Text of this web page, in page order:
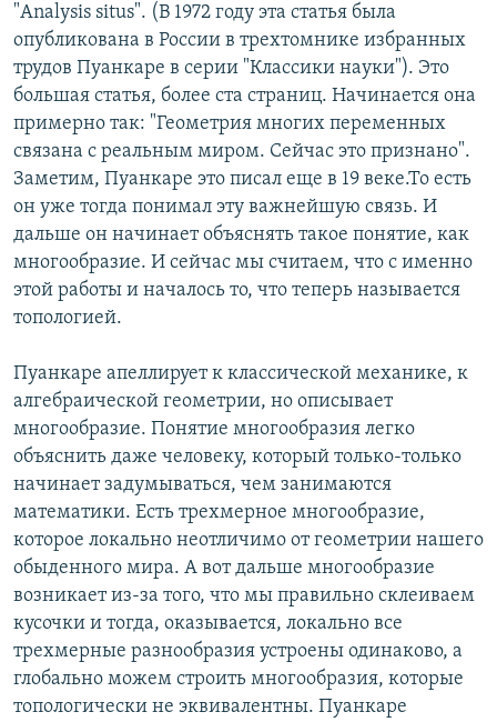
"Analysis situs". (В 1972 году эта статья была
опубликована в России в трехтомнике избранных
трудов Пуанкаре в серии "Классики науки"). Это
большая статья, более ста страниц. Начинается она
примерно так: "Геометрия многих переменных
связана с реальным миром. Сейчас это признано".
Заметим, Пуанкаре это писал еще в 19 веке.То есть
он уже тогда понимал эту важнейшую связь. И
дальше он начинает объяснять такое понятие, как
многообразие. И сейчас мы считаем, что с именно
этой работы и началось то, что теперь называется
топологией.
Пуанкаре апеллирует к классической механике, к
алгебраической геометрии, но описывает
многообразие. Понятие многообразия легко
объяснить даже человеку, который только-только
начинает задумываться, чем занимаются
математики. Есть трехмерное многообразие,
которое локально неотличимо от геометрии нашего
обыденного мира. А вот дальше многообразие
возникает из-за того, что мы правильно склеиваем
кусочки и тогда, оказывается, локально все
трехмерные разнообразия устроены одинаково, а
глобально можем строить многообразия, которые
топологически не эквивалентны. Пуанкаре